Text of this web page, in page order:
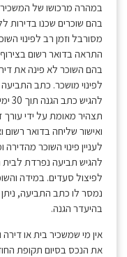
במהרה מרכושו של המשכיר
בהם שוכרים שכנו בדירות ללא
מסורבל וזמן רב לפינוי
בהם השוכר לא פינה את דירתו ו/
לפינוי מושכר. כתב התביעה
להגיש כתב
תצהיר מאומת על ידי עורך דין,
ואישור שליחה בדואר רשום
לעניין פינוי השוכר מהדירה וכי
להגיש תביעה נפרדת לבית
נמסר לו כתב התביעה, ניתן
בהיעדר הגנה.
אין מי שמשכיר בית או דירה
את הנכס בסיום תקופת החוזה או